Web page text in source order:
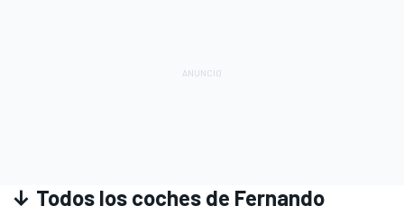
↓ Todos los coches de Fernando